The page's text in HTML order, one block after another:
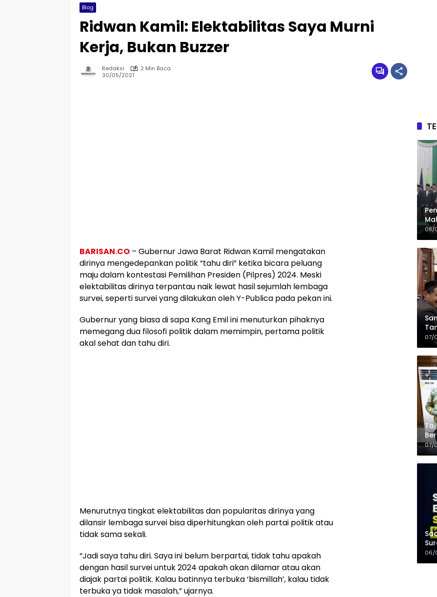
Blog
Ridwan Kamil: Elektabilitas Saya Murni
Kerja, Bukan Buzzer
Redaksi
2 Min Baca
30/05/2021
BARISAN.CO – Gubernur Jawa Barat Ridwan Kamil mengatakan
dirinya mengedepankan politik “tahu diri” ketika bicara peluang
maju dalam kontestasi Pemilihan Presiden (Pilpres) 2024. Meski
elektabilitas dirinya terpantau naik lewat hasil sejumlah lembaga
survei, seperti survei yang dilakukan oleh Y-Publica pada pekan ini.
Gubernur yang biasa di sapa Kang Emil ini menuturkan pihaknya
memegang dua filosofi politik dalam memimpin, pertama politik
akal sehat dan tahu diri.
Menurutnya tingkat elektabilitas dan popularitas dirinya yang
dilansir lembaga survei bisa diperhitungkan oleh partai politik atau
tidak sama sekali.
“Jadi saya tahu diri. Saya ini belum berpartai, tidak tahu apakah
dengan hasil survei untuk 2024 apakah akan dilamar atau akan
diajak partai politik. Kalau batinnya terbuka ‘bismillah’, kalau tidak
terbuka ya tidak masalah,” ujarnya.
08/
07/
07/
06/